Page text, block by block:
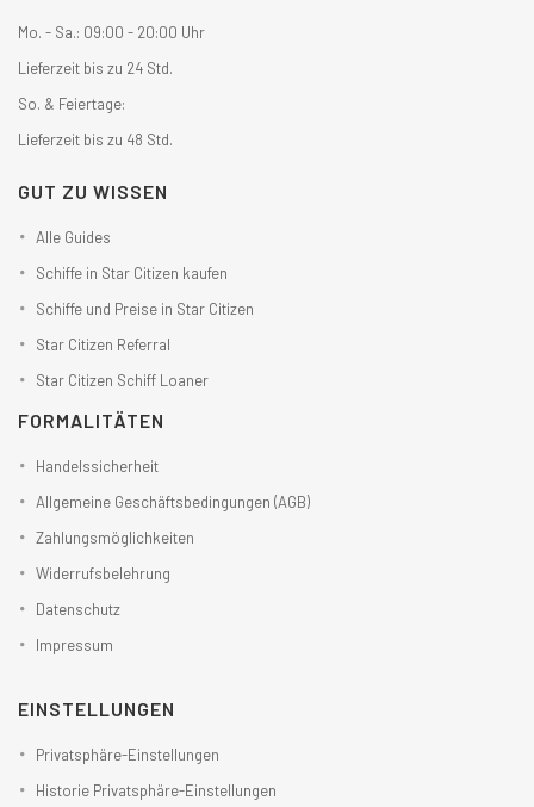
Mo. - Sa.: 09:00 - 20:00 Uhr
Lieferzeit bis zu 24 Std.
So. & Feiertage:
Lieferzeit bis zu 48 Std.
GUT ZU WISSEN
Alle Guides
Schiffe in Star Citizen kaufen
Schiffe und Preise in Star Citizen
Star Citizen Referral
Star Citizen Schiff Loaner
FORMALITÄTEN
Handelssicherheit
Allgemeine Geschäftsbedingungen (AGB)
Zahlungsmöglichkeiten
Widerrufsbelehrung
Datenschutz
Impressum
EINSTELLUNGEN
Privatsphäre-Einstellungen
Historie Privatsphäre-Einstellungen